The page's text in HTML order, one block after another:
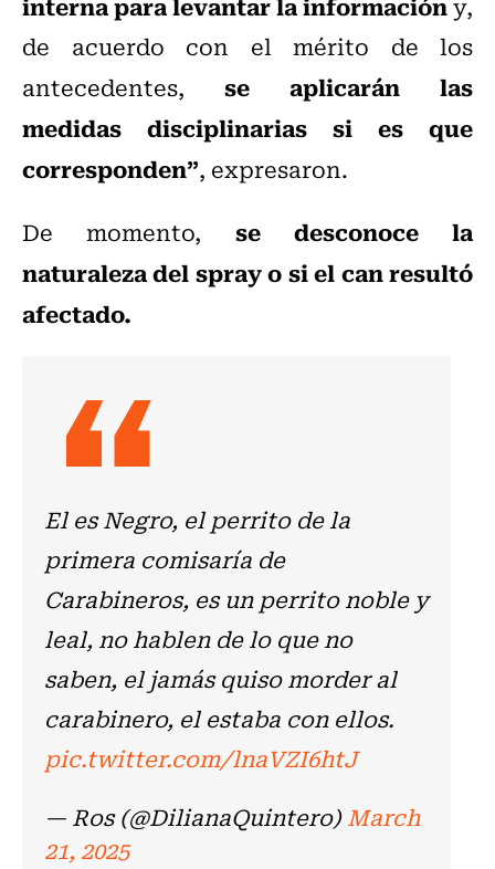
de acuerdo con el mérito de los
antecedentes, se aplicarán las
medidas disciplinarias si es que
corresponden”, expresaron.
De momento,
se desconoce la
naturaleza del spray o si el can resultó
afectado.
El es Negro, el perrito de la
primera comisaría de
Carabineros, es un perrito noble y
leal, no hablen de lo que no
saben, el jamás quiso morder al
carabinero, el estaba con ellos.
pic.twitter.com/lnaVZI6htJ
— Ros (@DilianaQuintero)March
21, 2025